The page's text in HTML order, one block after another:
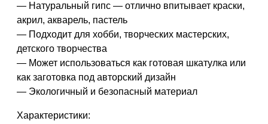
— Натуральный гипс — отлично впитывает краски,
акрил, акварель, пастель
— Подходит для хобби, творческих мастерских,
детского творчества
— Может использоваться как готовая шкатулка или
как заготовка под авторский дизайн
— Экологичный и безопасный материал
Характеристики: